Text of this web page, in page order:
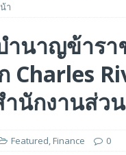
ในงาน FMS: the Future of
ลื่อนด้วย AI ตั้งแต่เริ่มต้น
ร้างโมเดลใหม่สำหรับบริการระดั
า
ำนาญข้ารา
Charles
ำนักงานส่ว
Featured, Finance 0